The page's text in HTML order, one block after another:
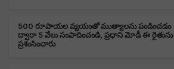
500 రూపాయల వ్యయంతో ముత్యాలను పండించడం
ద్వారా 5 వేలు సంపాదించండి, ప్రధాని మోడీ ఈ రైతును
ప్రశంసించారు